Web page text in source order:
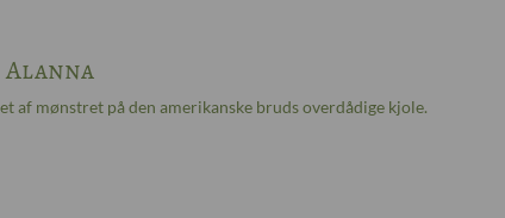
Alanna
af mønstret på den amerikanske bruds overdådige kjole.